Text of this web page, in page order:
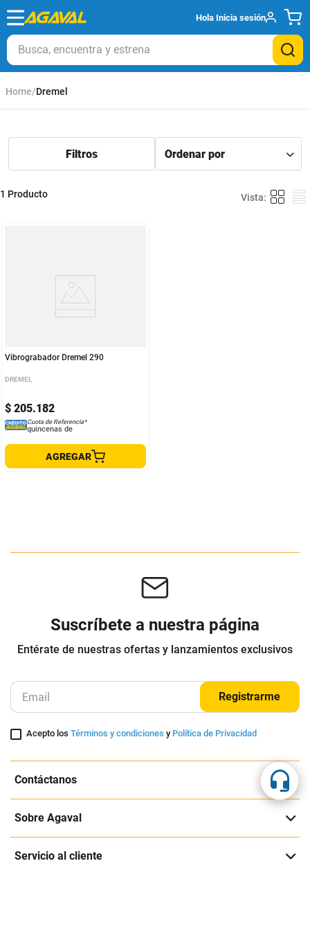
Hola Inicia sesión
Busca, encuentra y estrena
Dremel
1 Producto
Vibrograbador Dremel 290
DREMEL
$ 205.182
Cuota de Referencia*
quincenas de
AGREGAR
Suscríbete a nuestra página
Entérate de nuestras ofertas y lanzamientos exclusivos
Registrarme
Acepto losTérminos y condiciones y Política de Privacidad
Contáctanos
Sobre Agaval
Servicio al cliente